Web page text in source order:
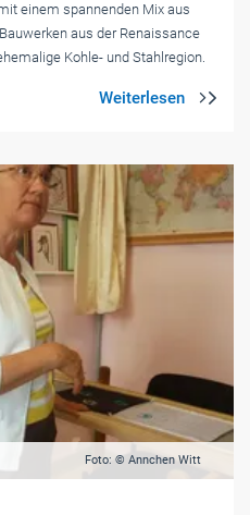
einem spannenden Mix aus
aus der Renaissance
Kohle- und Stahlregion.
Foto: © Annchen Witt